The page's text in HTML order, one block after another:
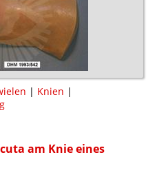
| Knien |
am Knie eines